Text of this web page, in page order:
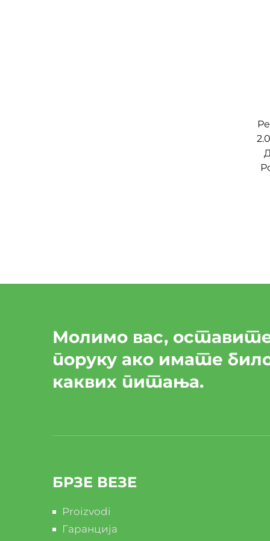
Молимо вас,
поруку ако имате
каквих питања.
БРЗЕ ВЕЗЕ
Proizvodi
Гаранција